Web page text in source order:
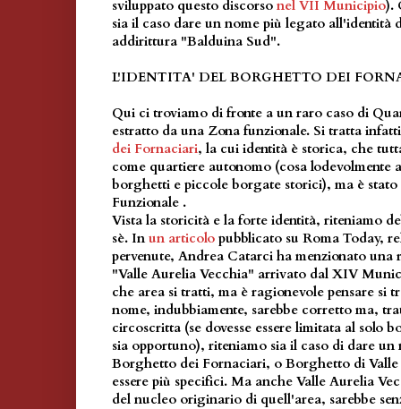
sviluppato questo discorso nel VII Municipio).
sia il caso dare un nome più legato all'identità
addirittura "Balduina Sud".
L'IDENTITA' DEL BORGHETTO DEI
Qui ci troviamo di fronte a un raro caso di
estratto da una Zona funzionale. Si tratta
dei Fornaciari, la cui identità è storica, che
come quartiere autonomo (cosa lodevolmente
borghetti e piccole borgate storici), ma è
Funzionale .
Vista la storicità e la forte identità, riteniamo
sè. Inun articolo pubblicato su Roma Today,
pervenute, Andrea Catarci ha menzionato una
"Valle Aurelia Vecchia" arrivato dal XIV
che area si tratti, ma è ragionevole pensare si
nome, indubbiamente, sarebbe corretto ma,
circoscritta (se dovesse essere limitata al solo
sia opportuno), riteniamo sia il caso di dare un
Borghetto dei Fornaciari, o Borghetto di
essere più specifici. Ma anche Valle Aurelia
del nucleo originario di quell'area, sarebbe